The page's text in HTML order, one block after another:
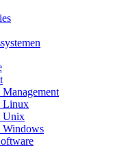
Linux
Unix
Windows